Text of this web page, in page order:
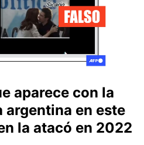
aparece con la
en este
la atacó en 2022